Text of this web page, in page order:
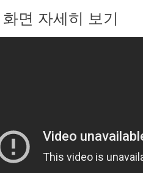
면 자세히 보기